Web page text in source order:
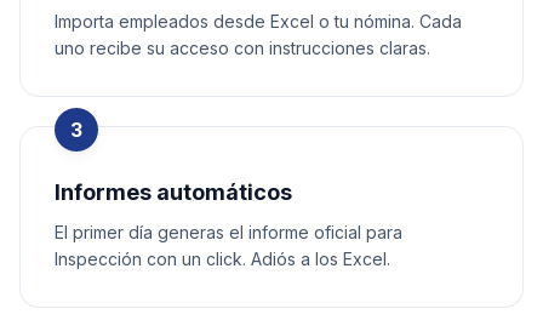
Importa empleados desde Excel o tu nómina. Cada
uno recibe su acceso con instrucciones claras.
3
Informes automáticos
El primer día generas el informe oficial para
Inspección con un click. Adiós a los Excel.